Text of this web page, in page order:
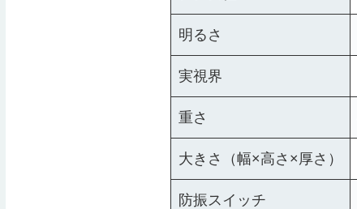
明るさ
実視界
重さ
大きさ（幅×高さ×厚さ）
防振スイッチ